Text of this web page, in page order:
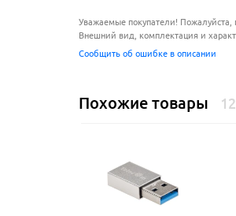
Уважаемые покупатели! Пожалуйста,
Внешний вид, комплектация и
Сообщить об ошибке в описании
Похожие товары 12